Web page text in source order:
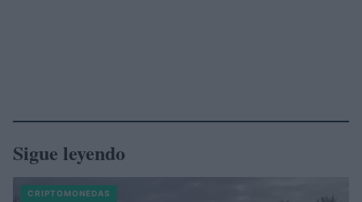
Sigue leyendo
CRIPTOMONEDAS